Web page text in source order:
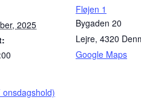
2025
onsdagshold)
Fløjen 1
Bygaden 20
Lejre, 4320
Google Maps